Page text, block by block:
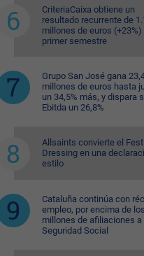
CriteriaCaixa obtiene un
resultado recurrente de
millones de euros (+23%)
primer semestre
Grupo San José gana
millones de euros hasta
un 34,5% más, y dispara
Ebitda un 26,8%
Allsaints convierte el
Dressing en una
estilo
Cataluña continúa con
empleo, por encima de
millones de afiliaciones a
Seguridad Social